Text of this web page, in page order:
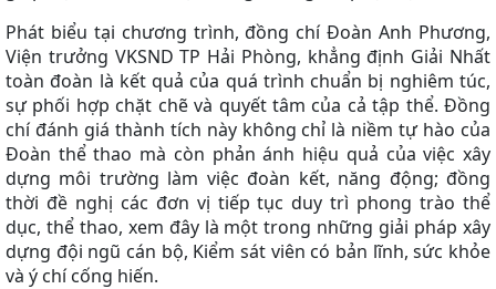
Phát biểu tại chương trình, đồng chí Đoàn Anh Phương,
Viện trưởng VKSND TP Hải Phòng, khẳng định Giải Nhất
toàn đoàn là kết quả của quá trình chuẩn bị nghiêm túc,
sự phối hợp chặt chẽ và quyết tâm của cả tập thể. Đồng
chí đánh giá thành tích này không chỉ là niềm tự hào của
Đoàn thể thao mà còn phản ánh hiệu quả của việc xây
dựng môi trường làm việc đoàn kết, năng động; đồng
thời đề nghị các đơn vị tiếp tục duy trì phong trào thể
dục, thể thao, xem đây là một trong những giải pháp xây
dựng đội ngũ cán bộ, Kiểm sát viên có bản lĩnh, sức khỏe
và ý chí cống hiến.